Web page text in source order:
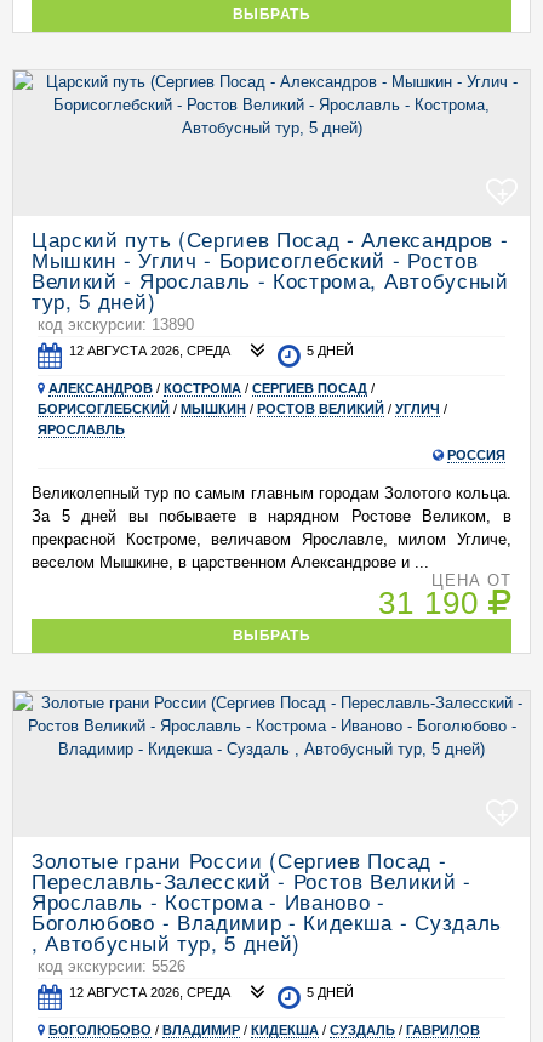
ВЫБРАТЬ
Царский путь (Сергиев Посад - Александров -
Мышкин - Углич - Борисоглебский - Ростов
Великий - Ярославль - Кострома, Автобусный
тур, 5 дней)
код экскурсии: 13890
12 АВГУСТА 2026, СРЕДА 5 ДНЕЙ
АЛЕКСАНДРОВ / КОСТРОМА / СЕРГИЕВ ПОСАД /
БОРИСОГЛЕБСКИЙ / МЫШКИН / РОСТОВ ВЕЛИКИЙ / УГЛИЧ /
ЯРОСЛАВЛЬ
РОССИЯ
Великолепный тур по самым главным городам Золотого кольца.
За 5 дней вы побываете в нарядном Ростове Великом, в
прекрасной Костроме, величавом Ярославле, милом Угличе,
веселом Мышкине, в царственном Александрове и ...
ЦЕНА ОТ
31 190
ВЫБРАТЬ
Золотые грани России (Сергиев Посад -
Переславль-Залесский - Ростов Великий -
Ярославль - Кострома - Иваново -
Боголюбово - Владимир - Кидекша - Суздаль
, Автобусный тур, 5 дней)
код экскурсии: 5526
12 АВГУСТА 2026, СРЕДА 5 ДНЕЙ
БОГОЛЮБОВО / ВЛАДИМИР / КИДЕКША / СУЗДАЛЬ / ГАВРИЛОВ